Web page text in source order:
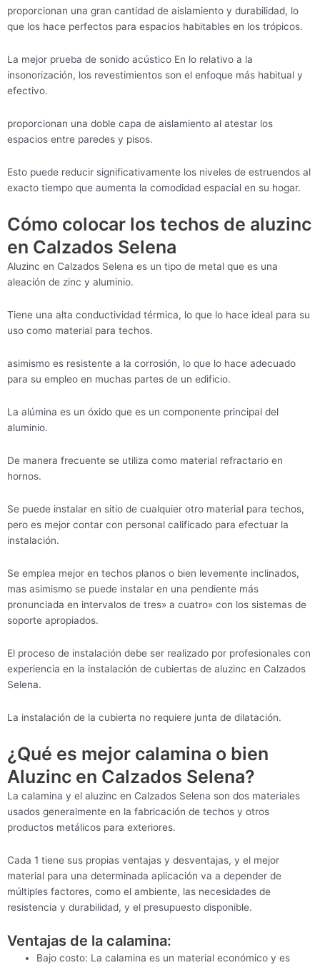
proporcionan una gran cantidad de aislamiento y durabilidad, lo
que los hace perfectos para espacios habitables en los trópicos.
La mejor prueba de sonido acústico En lo relativo a la
insonorización, los revestimientos son el enfoque más habitual y
efectivo.
proporcionan una doble capa de aislamiento al atestar los
espacios entre paredes y pisos.
Esto puede reducir significativamente los niveles de estruendos al
exacto tiempo que aumenta la comodidad espacial en su hogar.
Cómo colocar los techos de aluzinc
en Calzados Selena
Aluzinc en Calzados Selena es un tipo de metal que es una
aleación de zinc y aluminio.
Tiene una alta conductividad térmica, lo que lo hace ideal para su
uso como material para techos.
asimismo es resistente a la corrosión, lo que lo hace adecuado
para su empleo en muchas partes de un edificio.
La alúmina es un óxido que es un componente principal del
aluminio.
De manera frecuente se utiliza como material refractario en
hornos.
Se puede instalar en sitio de cualquier otro material para techos,
pero es mejor contar con personal calificado para efectuar la
instalación.
Se emplea mejor en techos planos o bien levemente inclinados,
mas asimismo se puede instalar en una pendiente más
pronunciada en intervalos de tres» a cuatro» con los sistemas de
soporte apropiados.
El proceso de instalación debe ser realizado por profesionales con
experiencia en la instalación de cubiertas de aluzinc en Calzados
Selena.
La instalación de la cubierta no requiere junta de dilatación.
¿Qué es mejor calamina o bien
Aluzinc en Calzados Selena?
La calamina y el aluzinc en Calzados Selena son dos materiales
usados generalmente en la fabricación de techos y otros
productos metálicos para exteriores.
Cada 1 tiene sus propias ventajas y desventajas, y el mejor
material para una determinada aplicación va a depender de
múltiples factores, como el ambiente, las necesidades de
resistencia y durabilidad, y el presupuesto disponible.
Ventajas de la calamina:
Bajo costo: La calamina es un material económico y es